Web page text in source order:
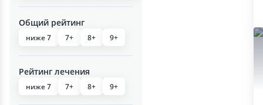
Общий рейтинг
ниже 7 7+ 8+ 9+
Рейтинг лечения
ниже 7 7+ 8+ 9+